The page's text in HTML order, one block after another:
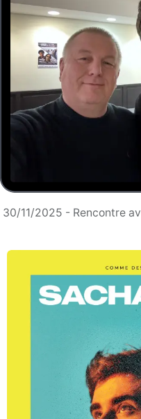
30/11/2025 - Rencontre